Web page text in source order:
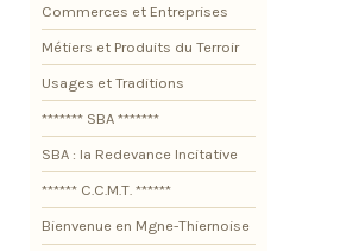
Commerces et Entreprises
Métiers et Produits du Terroir
Usages et Traditions
******* SBA *******
SBA : la Redevance Incitative
****** C.C.M.T. ******
Bienvenue en Mgne-Thiernoise